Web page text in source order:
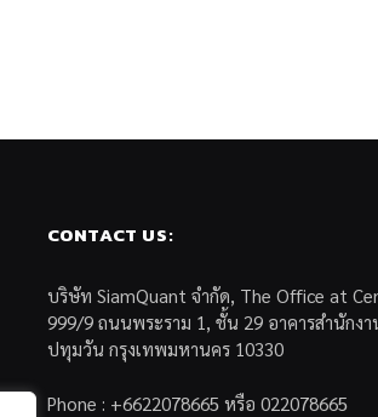
CONTACT US:
บริษัท SiamQuant จำกัด, The Office at
999/9 ถนนพระราม 1, ชั้น 29 อาคารสำนักงา
ปทุมวัน กรุงเทพมหานคร 10330
Phone : +6622078665 หรือ 022078665